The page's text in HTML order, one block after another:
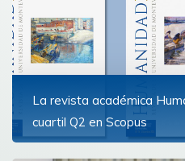
La revista académica
cuartil Q2 en Scopus